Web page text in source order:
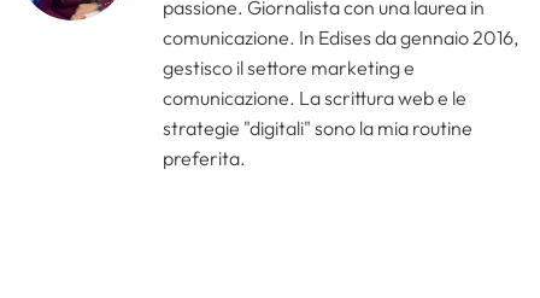
passione. Giornalista con una laurea in
comunicazione. In Edises da gennaio 2016,
gestisco il settore marketing e
comunicazione. La scrittura web e le
strategie "digitali" sono la mia routine
preferita.